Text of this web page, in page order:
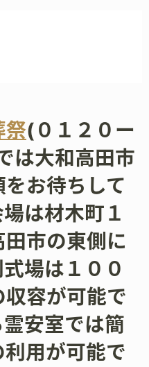
祭(０１２０ー
は大和高田市
お待ちして
は材木町１
市の東側に
場は１００
容が可能で
安室では簡
用が可能で